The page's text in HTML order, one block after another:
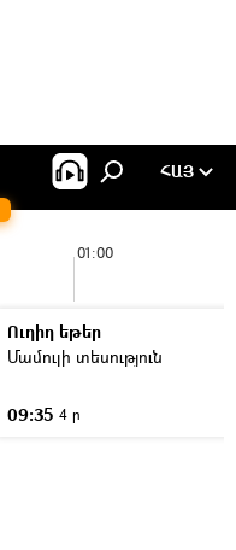
ՀԱՅ
01:00
Ուղիղ եթեր
Մամուլի տեսություն
09:35 4 ր